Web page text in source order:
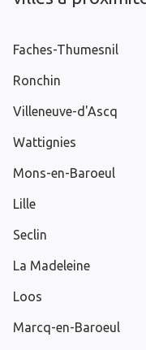
Faches-Thumesnil
Ronchin
Villeneuve-d'Ascq
Wattignies
Mons-en-Baroeul
Lille
Seclin
La Madeleine
Loos
Marcq-en-Baroeul